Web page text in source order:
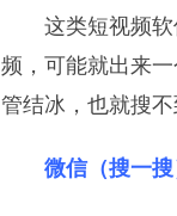
这类短视频
频，可能就出来
管结冰，也就搜不
微信（搜一